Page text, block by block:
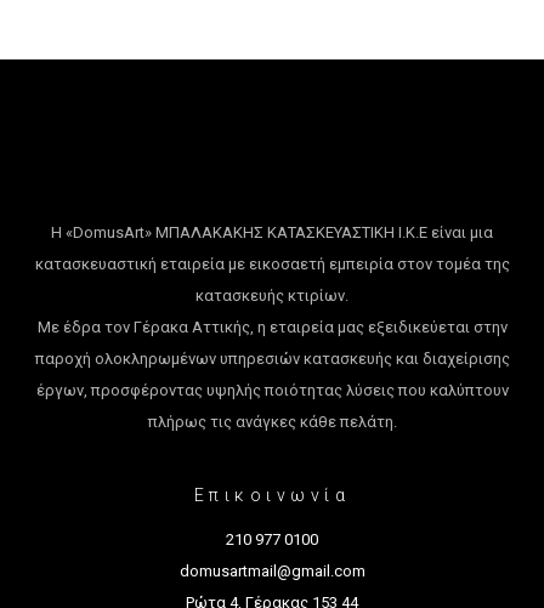
Η «DomusArt» ΜΠΑΛΑΚΑΚΗΣ ΚΑΤΑΣΚΕΥΑΣΤΙΚΗ Ι.Κ.Ε είναι μια
κατασκευαστική εταιρεία με εικοσαετή εμπειρία στον τομέα της
κατασκευής κτιρίων.
Με έδρα τον Γέρακα Αττικής, η εταιρεία μας εξειδικεύεται στην
παροχή ολοκληρωμένων υπηρεσιών κατασκευής και διαχείρισης
έργων, προσφέροντας υψηλής ποιότητας λύσεις που καλύπτουν
πλήρως τις ανάγκες κάθε πελάτη.
Επικοινωνία
210 977 0100
domusartmail@gmail.com
Ρώτα 4, Γέρακας 153 44